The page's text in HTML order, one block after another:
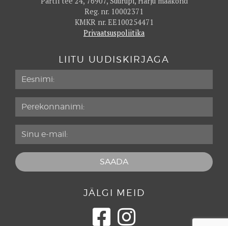
Ibis Tallinn Center
Karja Majutus 73
Keila-Joa Schloss Fall
Kubija Hotel & Nature Spa
Kuressaare Kuursaali külalistoad 75
La Spa
Lossispaa Wagenküll
Maidla Nature Resort
Reg. nr. 10002371
KMKR nr. EE100254471
Privaatsuspoliitika
LIITU UUDISKIRJAGA
JÄLGI MEID